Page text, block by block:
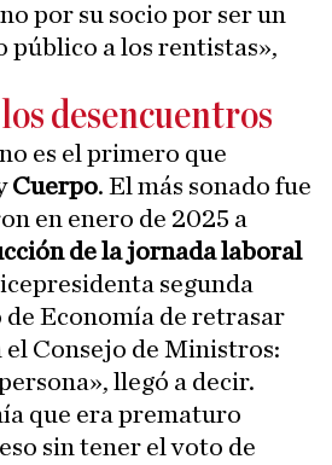
por su socio por ser un
público a los rentistas»,
desencuentros
es el primero que
Cuerpo. El más sonado fue
en enero de 2025 a
de la jornada laboral
segunda
Economía de retrasar
el Consejo de Ministros:
llegó a decir.
que era prematuro
sin tener el voto de